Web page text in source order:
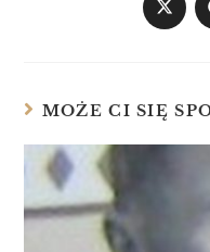
MOŻE CI SIĘ